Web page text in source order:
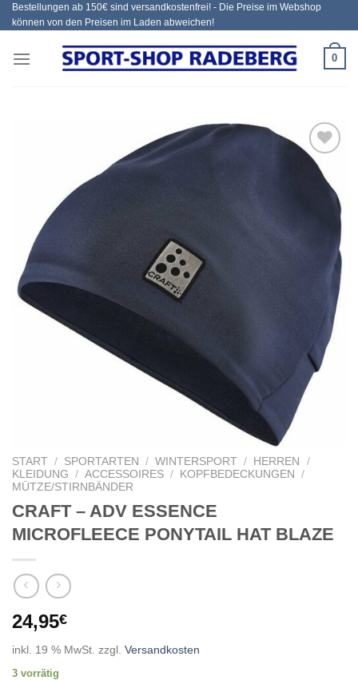
Zum
Inhalt
Bestellungen ab 150€ sind versandkostenfrei! - Die Preise im Webshop
können von den Preisen im Laden abweichen!
0
Add to
wishlist
START / SPORTARTEN / WINTERSPORT / HERREN
/
KLEIDUNG
/ ACCESSOIRES / KOPFBEDECKUNGEN
/
MÜTZE/STIRNBÄNDER
CRAFT – ADV ESSENCE
MICROFLEECE PONYTAIL HAT BLAZE
24,95€
inkl. 19 % MwSt. zzgl. Versandkosten
3 vorrätig